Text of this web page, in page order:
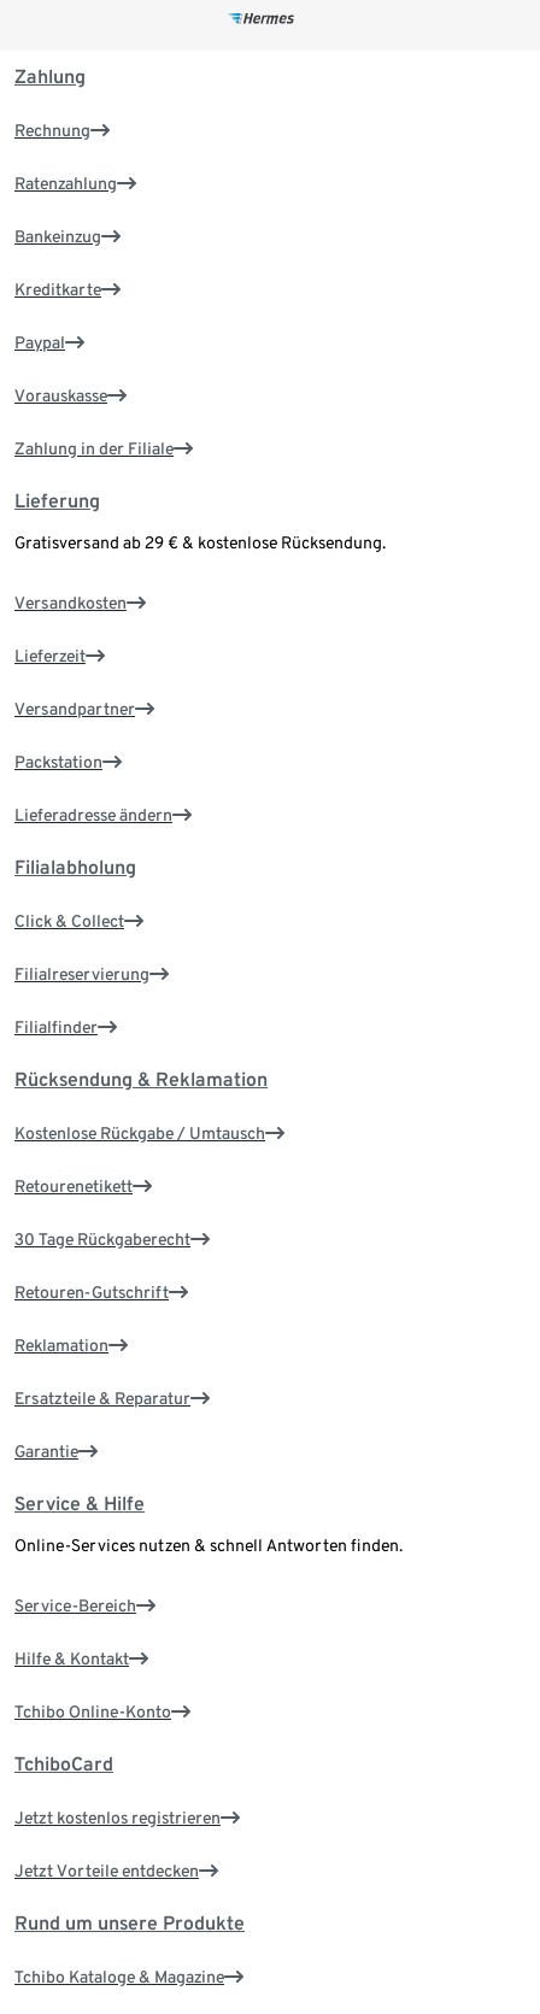
Zahlung
Rechnung
Ratenzahlung
Bankeinzug
Kreditkarte
Paypal
Vorauskasse
Zahlung in der Filiale
Lieferung
Gratisversand ab 29 € & kostenlose Rücksendung.
Versandkosten
Lieferzeit
Versandpartner
Packstation
Lieferadresse ändern
Filialabholung
Click & Collect
Filialreservierung
Filialfinder
Rücksendung & Reklamation
Kostenlose Rückgabe / Umtausch
Retourenetikett
30 Tage Rückgaberecht
Retouren-Gutschrift
Reklamation
Ersatzteile & Reparatur
Garantie
Service & Hilfe
Online-Services nutzen & schnell Antworten finden.
Service-Bereich
Hilfe & Kontakt
Tchibo Online-Konto
TchiboCard
Jetzt kostenlos registrieren
Jetzt Vorteile entdecken
Rund um unsere Produkte
Tchibo Kataloge & Magazine